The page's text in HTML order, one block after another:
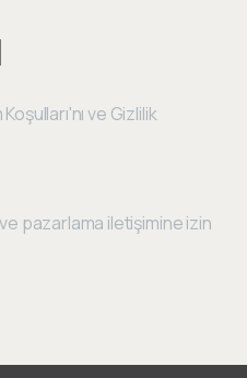
ve Gizlilik
pazarlama iletişimine izin